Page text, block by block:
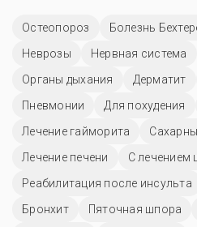
Остеопороз Болезнь
Неврозы
Нервная система
Органы дыхания
Дерматит
Пневмонии
Для похудения
Лечение гайморита
Лечение печени
С лечением
Реабилитация после инсульта
Бронхит
Пяточная шпора